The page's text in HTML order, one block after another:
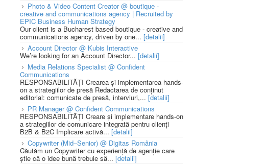
Photo & Video Content Creator @ boutique -
creative and communications agency | Recruited by
EPIC Business Human Strategy
Our client is a Bucharest based boutique - creative and
communications agency, driven by one... [detalii]
Account Director @ Kubis Interactive
We’re looking for an Account Director... [detalii]
Media Relations Specialist @ Confident
Communications
RESPONSABILITĂȚI Crearea și implementarea hands-
on a strategiilor de presă Redactarea de conținut
editorial: comunicate de presă, interviuri,... [detalii]
PR Manager @ Confident Communications
RESPONSABILITĂȚI Creare și implementare hands-on
a strategiilor de comunicare integrată pentru clienți
B2B & B2C Implicare activă... [detalii]
Copywriter (Mid–Senior) @ Digitas România
Căutăm un Copywriter cu experiență de agenție care
știe că o idee bună trebuie să... [detalii]